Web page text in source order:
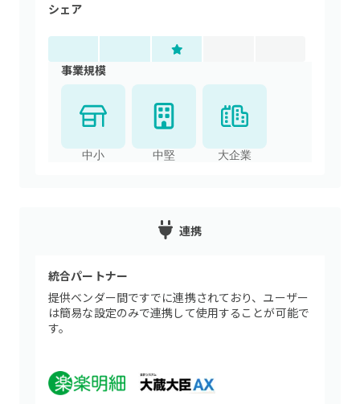
シェア
事業規模
中小 中堅 大企業
連携
統合パートナー
提供ベンダー間ですでに連携されており、ユーザー
は簡易な設定のみで連携して使用することが可能で
す。